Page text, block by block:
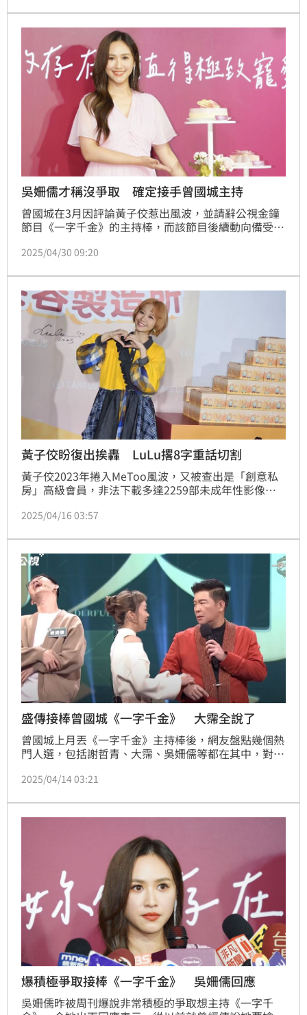
吳姍儒才稱沒爭取 確定接手曾國城主持
曾國城在3月因評論黃子佼惹出風波，並請辭公視金鐘
節目《一字千金》的主持棒，而該節目後續動向備受關
曾寶儀和大霈都在製作單位的名單之列。如今終於確
2025/04/30 09:20
黃子佼盼復出挨轟 LuLu撂8字重話切割
黃子佼2023年捲入MeToo風波，又被查出是「創意私
房」高級會員，非法下載多達2259部未成年性影像；
出遊，享受天倫之樂，遭外界質疑是在為復出演藝圈試
金會「2025送愛到部落笑容製造所」活動也回應了。
蔡維歆
2025/04/16 03:57
盛傳接棒曾國城《一字千金》 大霈全說了
曾國城上月丟《一字千金》主持棒後，網友盤點幾個熱
門人選，包括謝哲青、大霈、吳姍儒等都在其中，對此
棒可能性。
2025/04/14 03:21
爆積極爭取接棒《一字千金》 吳姍儒回應
吳姍儒昨被周刊爆說非常積極的爭取想主持《一字千